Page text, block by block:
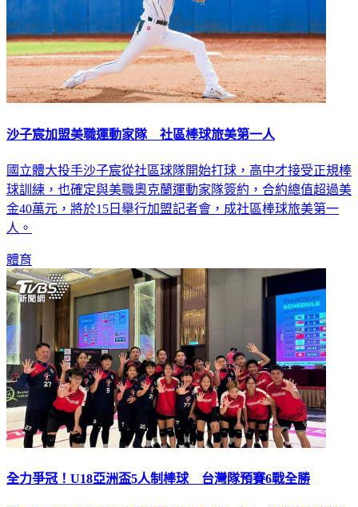
沙子宸加盟美職運動家隊 社區棒球旅美第一人
國立體大投手沙子宸從社區球隊開始打球，高中才接受正規棒
球訓練，也確定與美職奧克蘭運動家隊簽約，合約總值超過美
金40萬元，將於15日舉行加盟記者會，成社區棒球旅美第一
人。
體育
全力爭冠！U18亞洲盃5人制棒球 台灣隊預賽6戰全勝